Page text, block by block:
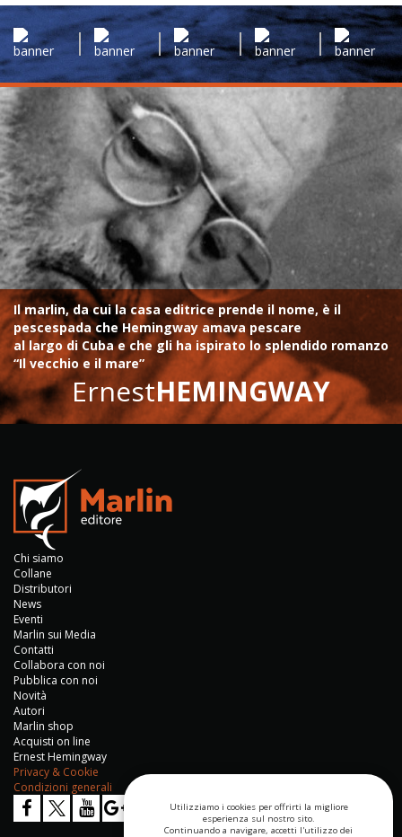
Il marlin, da cui la casa editrice prende il nome, è il
pescespada che Hemingway amava pescare
al largo di Cuba e che gli ha ispirato lo splendido romanzo
“Il vecchio e il mare”
ErnestHEMINGWAY
Utilizziamo i cookies per offrirti la migliore
esperienza sul nostro sito.
Continuando a navigare, accetti l'utilizzo dei
Chi siamo
Collane
Distributori
News
Eventi
Marlin sui Media
Contatti
Collabora con noi
Pubblica con noi
Novità
Autori
Marlin shop
Acquisti on line
Ernest Hemingway
Privacy & Cookie
Condizioni generali